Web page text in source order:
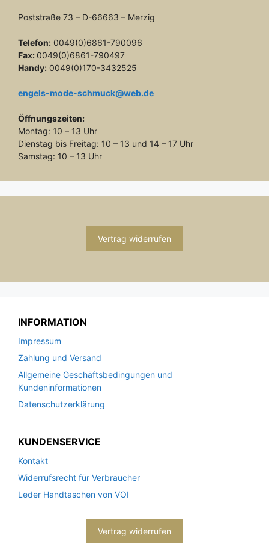
Poststraße 73 – D-66663 – Merzig
Telefon: 0049(0)6861-790096
Fax: 0049(0)6861-790497
Handy: 0049(0)170-3432525
engels-mode-schmuck@web.de
Öffnungszeiten:
Montag: 10 – 13 Uhr
Dienstag bis Freitag: 10 – 13 und 14 – 17 Uhr
Samstag: 10 – 13 Uhr
Vertrag widerrufen
INFORMATION
Impressum
Zahlung und Versand
Allgemeine Geschäftsbedingungen und
Kundeninformationen
Datenschutzerklärung
KUNDENSERVICE
Kontakt
Widerrufsrecht für Verbraucher
Leder Handtaschen von VOI
Vertrag widerrufen